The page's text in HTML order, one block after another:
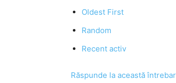
Oldest First
Random
Recent activ
Răspunde la această